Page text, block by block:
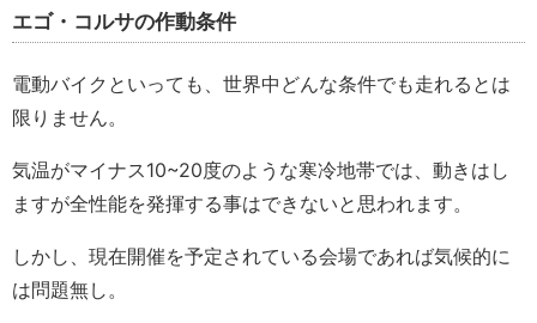
エゴ・コルサの作動条件
電動バイクといっても、世界中どんな条件でも走れるとは
限りません。
気温がマイナス10~20度のような寒冷地帯では、動きはし
ますが全性能を発揮する事はできないと思われます。
しかし、現在開催を予定されている会場であれば気候的に
は問題無し。